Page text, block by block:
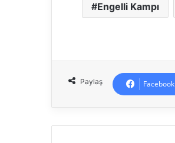
Engelli Kampı
Paylaş Facebook